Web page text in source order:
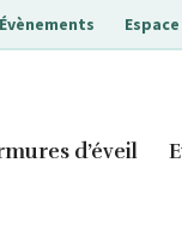
Évènements
d’éveil